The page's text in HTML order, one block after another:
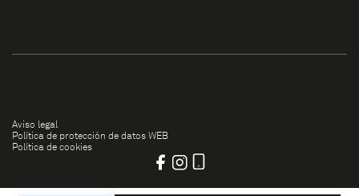
Aviso legal
Política de protección de datos WEB
Política de cookies